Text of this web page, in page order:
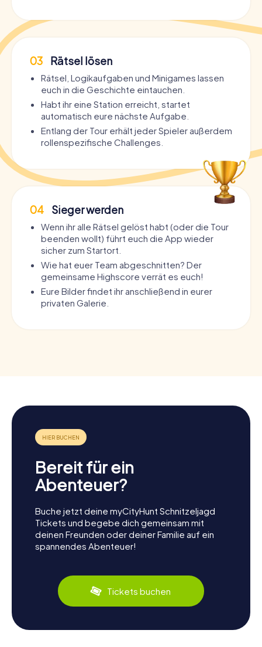
03 Rätsel lösen
Rätsel, Logikaufgaben und Minigames lassen
euch in die Geschichte eintauchen.
Habt ihr eine Station erreicht, startet
automatisch eure nächste Aufgabe.
Entlang der Tour erhält jeder Spieler außerdem
rollenspezifische Challenges.
04 Sieger werden
Wenn ihr alle Rätsel gelöst habt (oder die Tour
beenden wollt) führt euch die App wieder
sicher zum Startort.
Wie hat euer Team abgeschnitten? Der
gemeinsame Highscore verrät es euch!
Eure Bilder findet ihr anschließend in eurer
privaten Galerie.
Bereit für ein
Abenteuer?
Buche jetzt deine myCityHunt Schnitzeljagd
Tickets und begebe dich gemeinsam mit
deinen Freunden oder deiner Familie auf ein
spannendes Abenteuer!
Tickets buchen